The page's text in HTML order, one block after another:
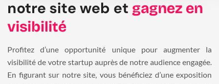
notre site web et gagnez en
visibilité
Profitez d’une opportunité unique pour augmenter la
visibilité de votre startup auprès de notre audience engagée.
En figurant sur notre site, vous bénéficiez d’une exposition